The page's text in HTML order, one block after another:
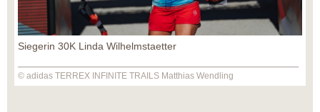
Siegerin 30K Linda Wilhelmstaetter
© adidas TERREX INFINITE TRAILS Matthias Wendling